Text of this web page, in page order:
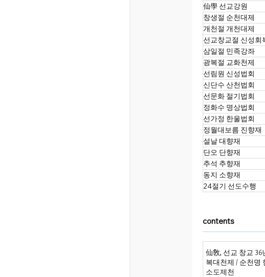
仙學 선교강원
창생절 순천대제
개천절 개천대제
선교창교절 신성회
삼일절 민족강좌
광복절 교화천제
선림원 신성법회
신단수 산천법회
선문화 절기법회
정화수 명상법회
선가정 한울법회
정월대보름 진향재
설날 대향재
단오 단향재
추석 추향재
동지 소향재
24절기 선도수행
contents
仙敎, 선교 창교 36
복대천제 / 순천명
소도제천